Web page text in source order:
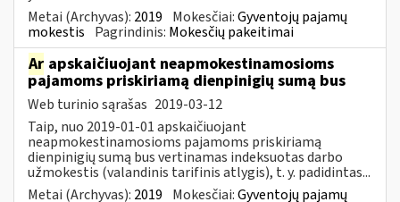
Metai (Archyvas): 2019 Mokesčiai:Gyventojų pajamų
mokestis Pagrindinis: Mokesčių pakeitimai
Ar apskaičiuojant neapmokestinamosioms
pajamoms priskiriamą dienpinigių sumą bus
Web turinio sąrašas 2019-03-12
Taip, nuo 2019-01-01 apskaičiuojant
neapmokestinamosioms pajamoms priskiriamą
dienpinigių sumą bus vertinamas indeksuotas darbo
užmokestis (valandinis tarifinis atlygis), t. y. padidintas...
Metai (Archyvas): 2019 Mokesčiai:Gyventojų pajamų